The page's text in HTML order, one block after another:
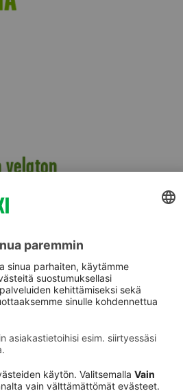
lyhennyksestä
vuodessa.